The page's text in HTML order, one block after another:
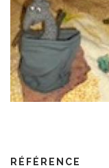
RÉFÉRENCE